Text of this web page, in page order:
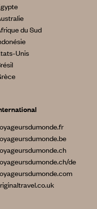
du Sud
Unis
de